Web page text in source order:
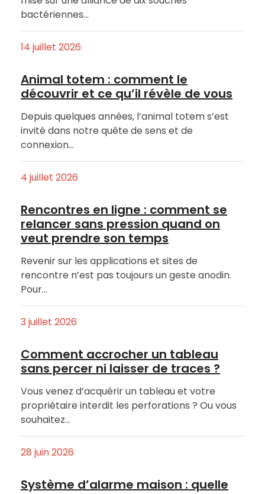
bactériennes…
14 juillet 2026
Animal totem : comment le
découvrir et ce qu’il révèle de vous
Depuis quelques années, l’animal totem s’est
invité dans notre quête de sens et de
connexion…
4 juillet 2026
Rencontres en ligne : comment se
relancer sans pression quand on
veut prendre son temps
Revenir sur les applications et sites de
rencontre n’est pas toujours un geste anodin.
Pour…
3 juillet 2026
Comment accrocher un tableau
sans percer ni laisser de traces ?
Vous venez d’acquérir un tableau et votre
propriétaire interdit les perforations ? Ou vous
souhaitez…
28 juin 2026
Système d’alarme maison : quelle